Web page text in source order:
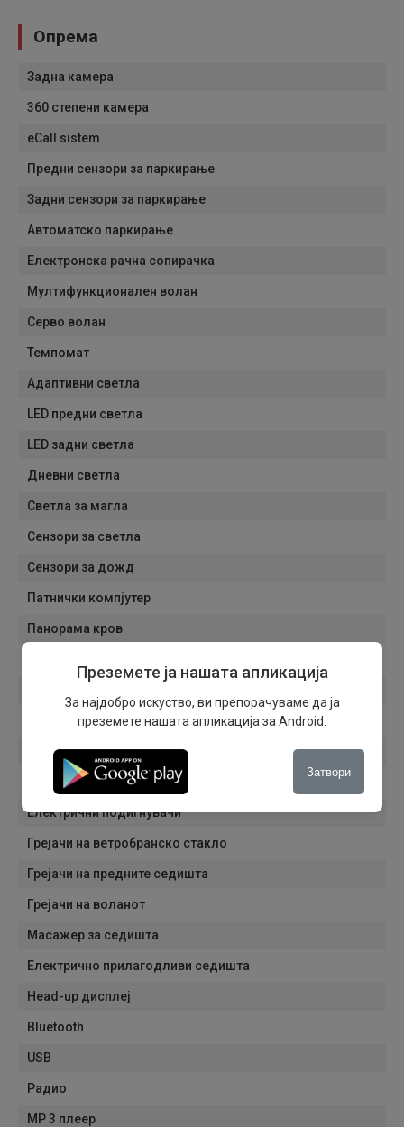
Опрема
Задна камера
360 степени камера
eCall sistem
Предни сензори за паркирање
Задни сензори за паркирање
Автоматско паркирање
Електронска рачна сопирачка
Мултифункционален волан
Серво волан
Темпомат
Адаптивни светла
LED предни светла
LED задни светла
Дневни светла
Светла за магла
Сензори за светла
Сензори за дожд
Патнички компјутер
Панорама кров
Алуминиумски фелни
Навигација
Тонирани стакла
Електрични подигнувачи
Грејачи на ветробранско стакло
Грејачи на предните седишта
Грејачи на воланот
Масажер за седишта
Електрично прилагодливи седишта
Head-up дисплеј
Bluetooth
USB
Радио
MP 3 плеер
Преземете ја нашата апликација
За најдобро искуство, ви препорачуваме да ја
преземете нашата апликација за Android.
Затвори